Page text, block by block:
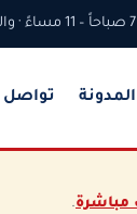
المدونة تواصل
.